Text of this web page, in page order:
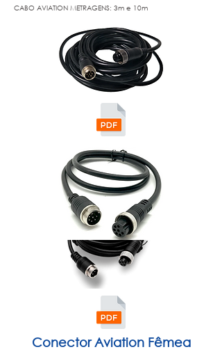
CABO AVIATION METRAGENS: 3m e 10m
Conector Aviation Fêmea